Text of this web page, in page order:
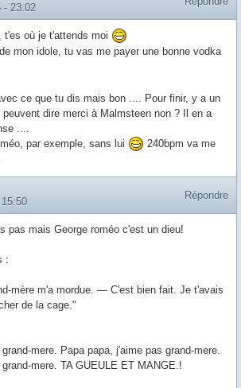
- 23:02
t'es où je t'attends moi
mon idole, tu vas me payer une bonne vodka
ce que tu dis mais bon .... Pour finir, y a un
dire merci à Malmsteen non ? Il en a
....
par exemple, sans lui
240bpm va me
Répondre
pas mais George roméo c'est un dieu!
:
mère m'a mordue. — C'est bien fait. Je t'avais
de la cage."
mere. Papa papa, j'aime pas grand-mere.
mere. TA GUEULE ET MANGE.!